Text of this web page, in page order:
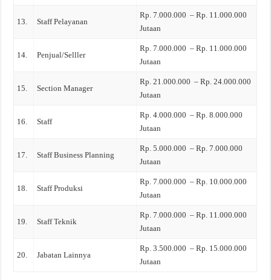
13. Staff Pelayanan
Rp. 7.000.000 – Rp. 11.000.000
Jutaan
14. Penjual/Selller
Rp. 7.000.000 – Rp. 11.000.000
Jutaan
15. Section Manager
Rp. 21.000.000 – Rp. 24.000.000
Jutaan
16. Staff
Rp. 4.000.000 – Rp. 8.000.000
Jutaan
17. Staff Business Planning
Rp. 5.000.000 – Rp. 7.000.000
Jutaan
18. Staff Produksi
Rp. 7.000.000 – Rp. 10.000.000
Jutaan
19. Staff Teknik
Rp. 7.000.000 – Rp. 11.000.000
Jutaan
20. Jabatan Lainnya
Rp. 3.500.000 – Rp. 15.000.000
Jutaan